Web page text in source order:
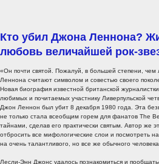
Кто убил Джона Леннона?
любовь величайшей рок-
«Он почти святой. Пожалуй, в большей степени, чем
Леннона считают символом и совестью своего
Новая биография известной британской
любимых и почитаемых участнику Ливерпульской
Джон Леннон был убит 8 декабря 1980 года. Эта
не только стала всеобщим горем для фанатов The
тайнами, сделав его практически святым. Автор же
отбросить все мифологические слои и посмотреть
на очень талантливого, но все же обычного
Лесли-Энн Джонс удалось познакомиться и